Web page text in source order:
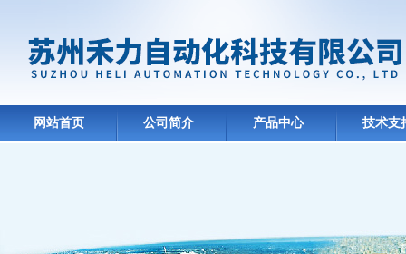
网站首页 公司简介 产品中心 技术支